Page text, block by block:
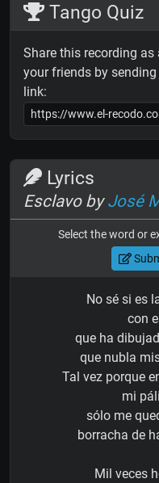
Tango Quiz
Share this recording as
your friends by
link:
Lyrics
Esclavo byJosé
Select the word or
No sé si es
con
que ha
que nubla
Tal vez porque
mi
sólo me
borracha de
Mil veces